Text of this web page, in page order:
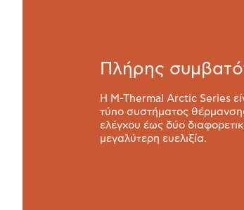
Πλήρης
Η M-Thermal Arctic Series
τύπο συστήματος
ελέγχου έως δύο
μεγαλύτερη ευελιξία.